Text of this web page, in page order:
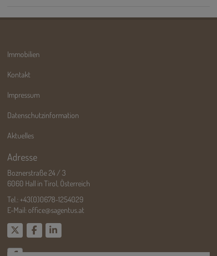
Immobilien
Kontakt
Impressum
Datenschutzinformation
Aktuelles
Adresse
Boznerstraße 24 / 3
6060 Hall in Tirol, Österreich
Tel.: +43(0)0678-1254029
E-Mail: office@sagentus.at